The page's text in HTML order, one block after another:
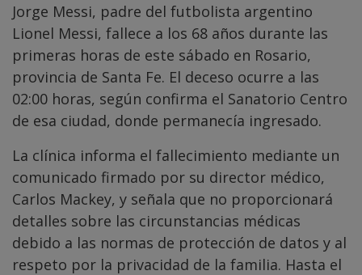
Jorge Messi, padre del futbolista argentino
Lionel Messi, fallece a los 68 años durante las
primeras horas de este sábado en Rosario,
provincia de Santa Fe. El deceso ocurre a las
02:00 horas, según confirma el Sanatorio Centro
de esa ciudad, donde permanecía ingresado.
La clínica informa el fallecimiento mediante un
comunicado firmado por su director médico,
Carlos Mackey, y señala que no proporcionará
detalles sobre las circunstancias médicas
debido a las normas de protección de datos y al
respeto por la privacidad de la familia. Hasta el